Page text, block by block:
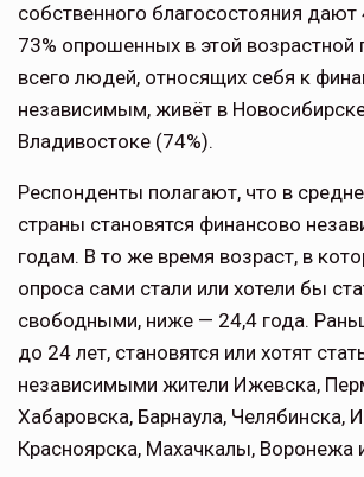
собственного благосостояния
73% опрошенных в этой возрастной
всего людей, относящих себя к
независимым, живёт в
Владивостоке (74%).
Респонденты полагают, что в
страны становятся финансово
годам. В то же время возраст, в
опроса сами стали или хотели бы
свободными, ниже — 24,4 года.
до 24 лет, становятся или хотят
независимыми жители Ижевска,
Хабаровска, Барнаула, Челябинска,
Красноярска, Махачкалы, Воронежа